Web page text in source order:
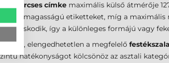
tekercses címke maximális külső átmérője
magasságú etiketteket, míg a maximális
így a különleges formájú vagy
elengedhetetlen a megfelelő
hatékonyságot kölcsönöz az asztali